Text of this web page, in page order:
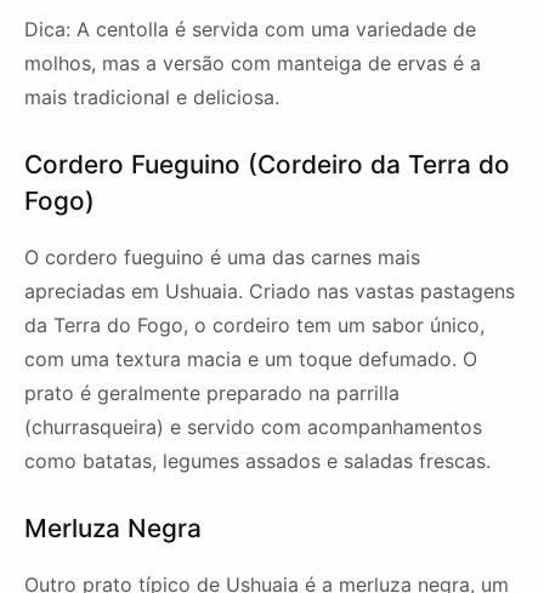
Dica: A centolla é servida com uma variedade de
molhos, mas a versão com manteiga de ervas é a
mais tradicional e deliciosa.
Cordero Fueguino (Cordeiro da Terra do
Fogo)
O cordero fueguino é uma das carnes mais
apreciadas em Ushuaia. Criado nas vastas pastagens
da Terra do Fogo, o cordeiro tem um sabor único,
com uma textura macia e um toque defumado. O
prato é geralmente preparado na parrilla
(churrasqueira) e servido com acompanhamentos
como batatas, legumes assados e saladas frescas.
Merluza Negra
Outro prato típico de Ushuaia é a merluza negra, um